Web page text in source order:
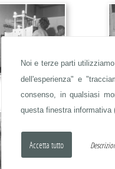
Noi e terze parti
dell'esperienza" e
consenso, in qualsiasi
questa finestra